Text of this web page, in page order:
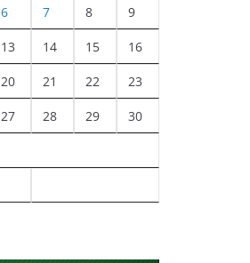
6 7 8 9
13 14 15 16
20 21 22 23
27 28 29 30